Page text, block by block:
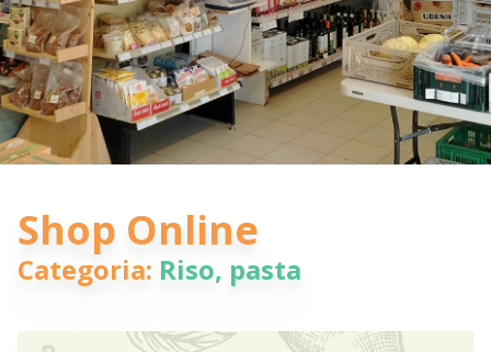
Shop Online
Categoria: Riso, pasta